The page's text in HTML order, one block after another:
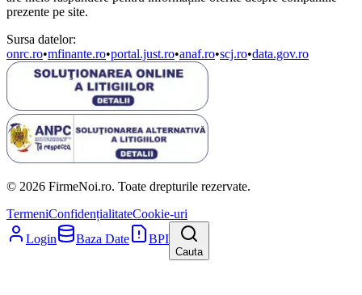
prezente pe site.
Sursa datelor:
onrc.ro•mfinante.ro•portal.just.ro•anaf.ro•scj.ro•data.gov.ro
© 2026 FirmeNoi.ro. Toate drepturile rezervate.
TermeniConfidențialitateCookie-uri
Login
Baza Date BPI
Cauta